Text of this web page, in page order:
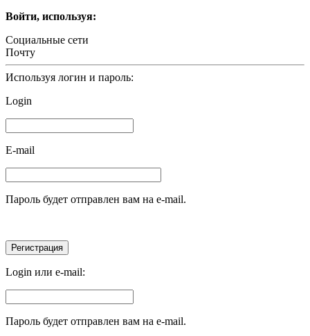
Войти, используя:
Социальные сети
Почту
Используя логин и пароль:
Login
E-mail
Пароль будет отправлен вам на e-mail.
Login или e-mail:
Пароль будет отправлен вам на e-mail.